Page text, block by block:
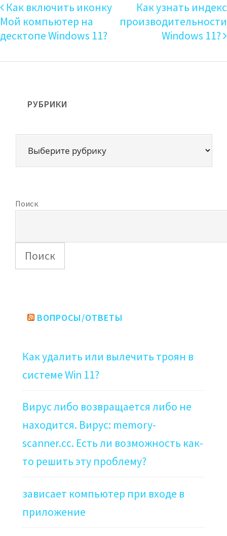
Как включить иконку
Мой компьютер на
десктопе Windows 11?
Как узнать индекс
производительности
Windows 11?
РУБРИКИ
Поиск
Поиск
ВОПРОСЫ/ОТВЕТЫ
Как удалить или вылечить троян в
системе Win 11?
Вирус либо возвращается либо не
находится. Вирус: memory-
scanner.cc. Есть ли возможность как-
то решить эту проблему?
зависает компьютер при входе в
приложение